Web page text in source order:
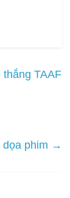
TAAF
phim →